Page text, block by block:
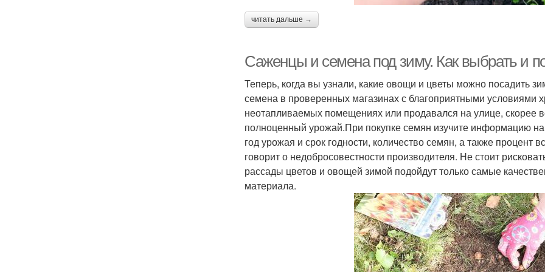
читать дальше →
Саженцы и семена под зиму. Как выбрать и
Теперь, когда вы узнали, какие овощи и цветы можно посадить
семена в проверенных магазинах с благоприятными
неотапливаемых помещениях или продавался на улице, скорее
полноценный урожай.При покупке семян изучите информацию
год урожая и срок годности, количество семян, а также процент
говорит о недобросовестности производителя. Не стоит
рассады цветов и овощей зимой подойдут только самые
материала.